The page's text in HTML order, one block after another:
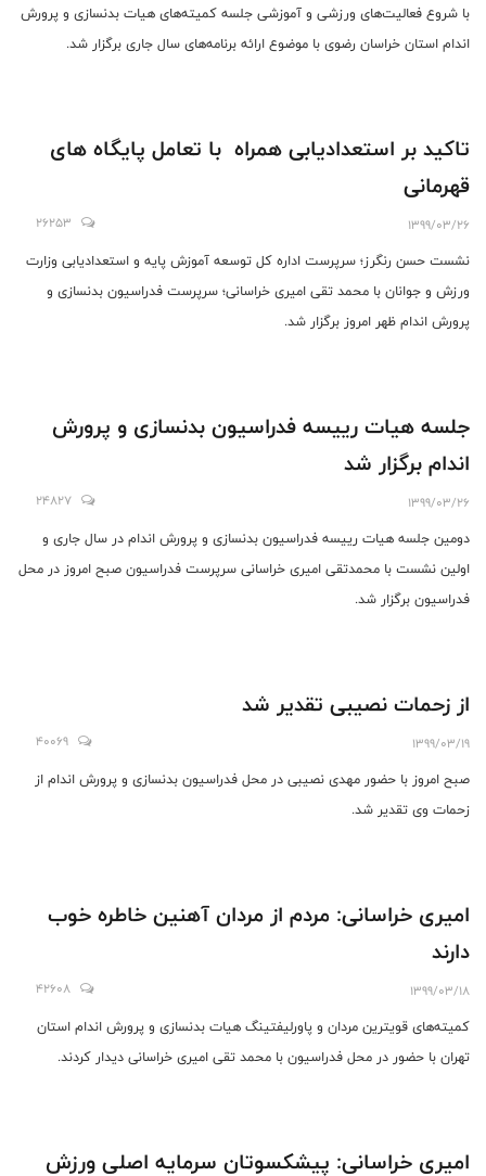
با شروع فعالیت‌های ورزشی و آموزشی جلسه کمیته‌های هیات بدنسازی و پرورش
اندام استان خراسان رضوی با موضوع ارائه برنامه‌های سال جاری برگزار شد.
تاکید بر استعدادیابی همراه با تعامل پایگاه های
قهرمانی
1399/03/26
26253
نشست حسن رنگرز؛ سرپرست اداره کل توسعه آموزش پایه و استعدادیابی وزارت
ورزش و جوانان با محمد تقی امیری خراسانی؛ سرپرست فدراسیون بدنسازی و
پرورش اندام ظهر امروز برگزار شد.
جلسه هیات رییسه فدراسیون بدنسازی و پرورش
اندام برگزار شد
1399/03/26
24827
دومین جلسه هیات رییسه فدراسیون بدنسازی و پرورش اندام در سال جاری و
اولین نشست با محمدتقی امیری خراسانی سرپرست فدراسیون صبح امروز در محل
فدراسیون برگزار شد.
از زحمات نصیبی تقدیر شد
1399/03/19
40069
صبح امروز با حضور مهدی نصیبی در محل فدراسیون بدنسازی و پرورش اندام از
زحمات وی تقدیر شد.
امیری خراسانی: مردم از مردان آهنین خاطره خوب
دارند
1399/03/18
42608
کمیته‌های قویترین مردان و پاورلیفتینگ هیات بدنسازی و پرورش اندام استان
تهران با حضور در محل فدراسیون با محمد تقی امیری خراسانی دیدار کردند.
امیری خراسانی: پیشکسوتان سرمایه اصلی ورزش